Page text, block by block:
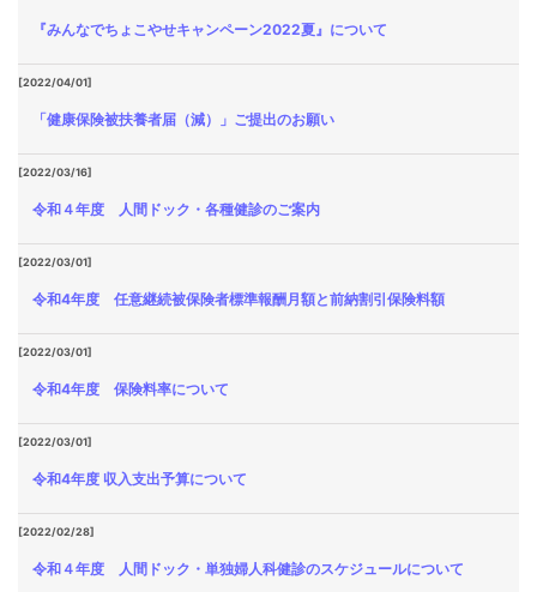
『みんなでちょこやせキャンペーン2022夏』について
[2022/04/01]
「健康保険被扶養者届（減）」ご提出のお願い
[2022/03/16]
令和４年度 人間ドック・各種健診のご案内
[2022/03/01]
令和4年度 任意継続被保険者標準報酬月額と前納割引保険料額
[2022/03/01]
令和4年度 保険料率について
[2022/03/01]
令和4年度 収入支出予算について
[2022/02/28]
令和４年度 人間ドック・単独婦人科健診のスケジュールについて